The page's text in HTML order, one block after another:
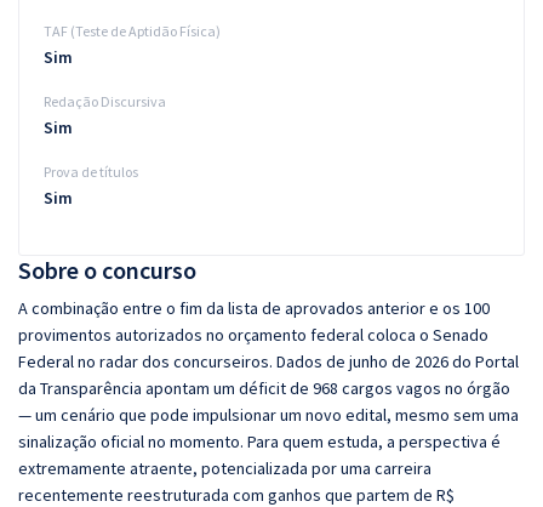
Sobre o concurso
A combinação entre o fim da lista de aprovados anterior e os 100
provimentos autorizados no orçamento federal coloca o Senado
Federal no radar dos concurseiros. Dados de junho de 2026 do Portal
da Transparência apontam um déficit de 968 cargos vagos no órgão
— um cenário que pode impulsionar um novo edital, mesmo sem uma
sinalização oficial no momento. Para quem estuda, a perspectiva é
extremamente atraente, potencializada por uma carreira
recentemente reestruturada com ganhos que partem de R$
TAF (Teste de Aptidão Física)
Sim
Redação Discursiva
Sim
Prova de títulos
Sim